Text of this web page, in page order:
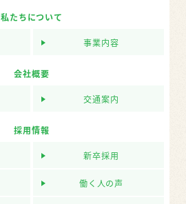
私たちについて
事業内容
会社概要
交通案内
採用情報
新卒採用
働く人の声